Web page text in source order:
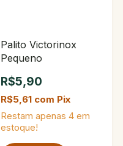
Palito Victorinox
Pequeno
R$5,90
R$5,61 com Pix
Restam apenas 4 em
estoque!